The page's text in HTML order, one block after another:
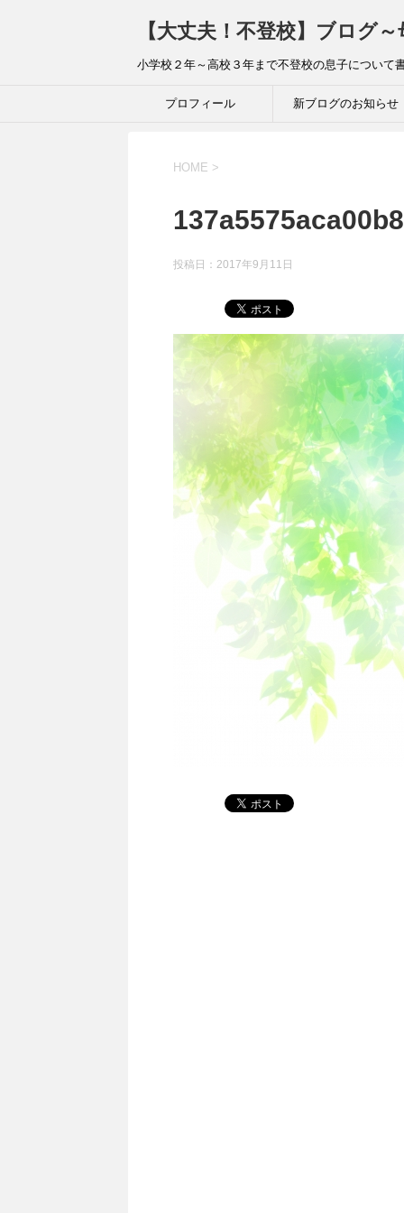
【大丈夫！不登校】ブログ
小学校２年～高校３年まで不登校の息子について
プロフィール 新ブログのお知らせ
HOME >
投稿日： 2017年9月11日